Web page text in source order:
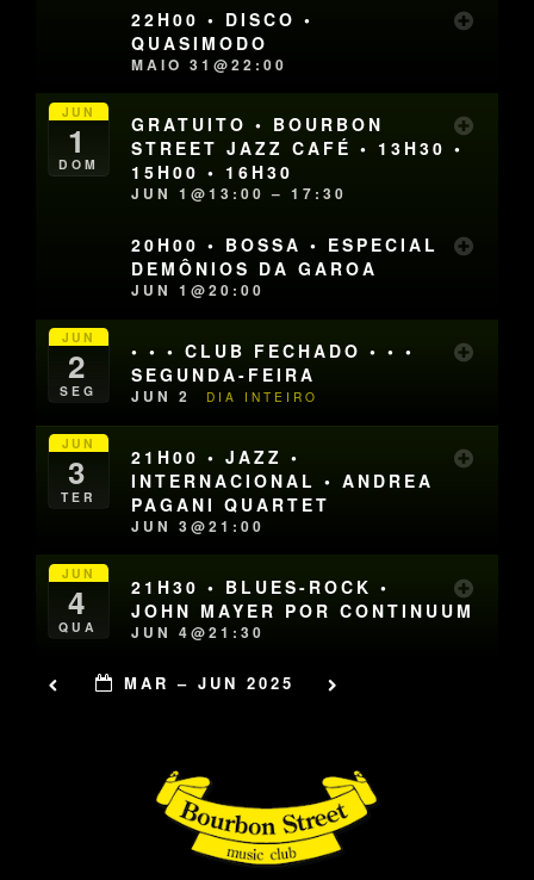
22H00 • DISCO •
QUASIMODO
MAIO 31@22:00
JUN
1
DOM
GRATUITO • BOURBON
STREET JAZZ CAFÉ • 13H30 •
15H00 • 16H30
JUN 1@13:00 – 17:30
20H00 • BOSSA • ESPECIAL
DEMÔNIOS DA GAROA
JUN 1@20:00
JUN
2
SEG
• • • CLUB FECHADO • • •
SEGUNDA-FEIRA
JUN 2 DIA INTEIRO
JUN
3
TER
21H00 • JAZZ •
INTERNACIONAL • ANDREA
PAGANI QUARTET
JUN 3@21:00
JUN
4
QUA
21H30 • BLUES-ROCK •
JOHN MAYER POR CONTINUUM
JUN 4@21:30
MAR – JUN 2025